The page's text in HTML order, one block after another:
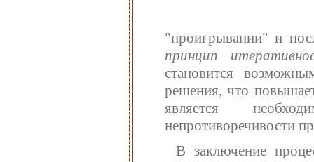
"проигрывании" и
принцип
становится
решения, что
является
непротиворечивости
В заключение